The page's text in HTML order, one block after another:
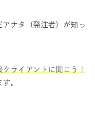
ナタ（発注者）が知っ
ライアントに聞こう！
。